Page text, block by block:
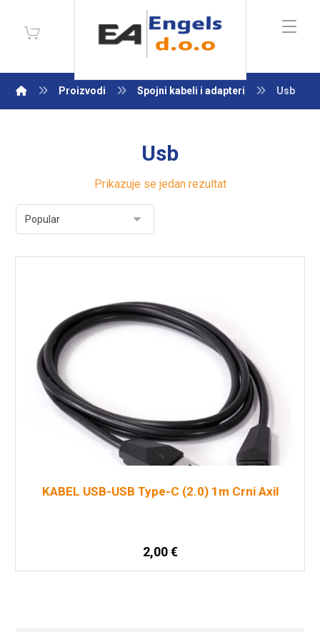
Proizvodi Spojni kabeli i adapteri Usb
Usb
Prikazuje se jedan rezultat
KABEL USB-USB Type-C (2.0) 1m Crni Axil
2,00€
Dodaj u košaricu